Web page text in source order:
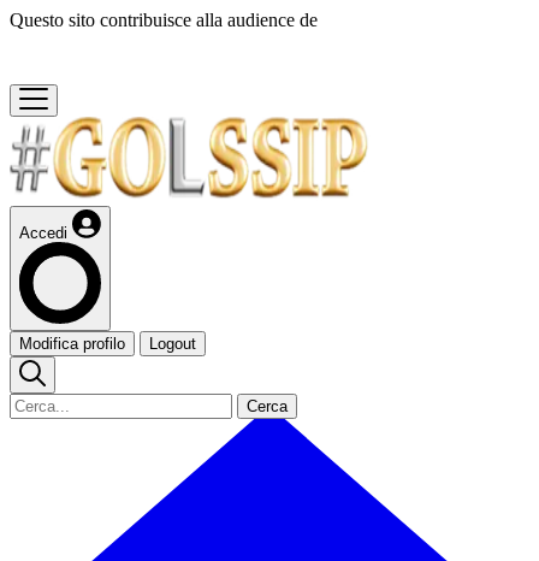
Questo sito contribuisce alla audience de
Accedi
Modifica profilo Logout
Cerca